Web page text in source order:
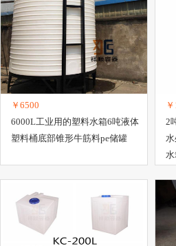
塑胶地板
塑胶配件 塑胶跑道
￥6500
6000L工业用的塑料水箱6吨液体
塑料桶底部锥形牛筋料pe储罐
2